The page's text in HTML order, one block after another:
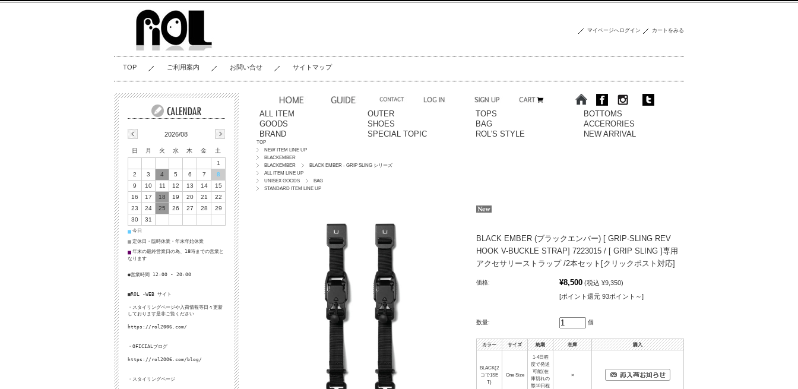
マイページへログイン カートをみる
TOP ご利用案内 お問い合せ サイトマップ
ALL ITEM OUTER TOPS
BOTTOMS
GOODS
SHOES BAG
ACCERORIES
BRAND
SPECIAL TOPIC ROL'S STYLE NEW ARRIVAL
TOP
NEW ITEM LINE UP
BLACKEMBER
BLACKEMBER
BLACK EMBER - GRIP SLING シリーズ
ALL ITEM LINE UP
UNISEX GOODS
BAG
STANDARD ITEM LINE UP
BLACK EMBER (ブラックエンバー) [ GRIP-SLING REV
HOOK V-BUCKLE STRAP] 7223015 / [ GRIP SLING ]専用
アクセサリーストラップ /2本セット[クリックポスト対応]
価格: ¥8,500 (税込 ¥9,350)
[ポイント還元 93ポイント～]
数量: 個
カラー サイズ 納期 在庫 購入
BLACK(2
コで1SE
T)
One Size
1-4日程
度で発送
可能(在
庫切れの
際10日程
×
2026/08
日 月 火 水 木 金
土
1
2
3 4 5 6 7
8
9
10 11 12 13 14
15
16
17 18 19 20 21
22
23
24 25 26 27 28
29
30
31
■ 今日
■ 定休日・臨時休業・年末年始休業
■ 年末の最終営業日の為、18時までの営業と
なります
●営業時間 12:00 - 20:00
■ROL -WEB サイト
・スタイリングページや入荷情報等日々更新
しております是非ご覧ください
https://rol2006.com/
・OFICIALブログ
https://rol2006.com/blog/
・スタイリングページ